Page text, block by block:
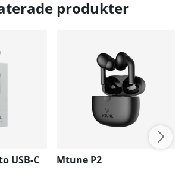
produkter
USB-C
Mtune P2